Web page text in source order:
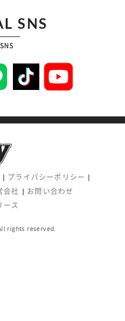
SNS
プライバシーポリシー
会社
お問い合わせ
ース
rights reserved.